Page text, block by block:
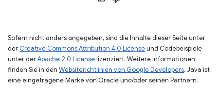
Sofern nicht anders angegeben, sind die Inhalte dieser Seite unter
der Creative Commons Attribution 4.0 Licenseund Codebeispiele
unter derApache 2.0 Licenselizenziert. Weitere Informationen
finden Sie in den Websiterichtlinien von Google Developers. Java ist
eine eingetragene Marke von Oracle und/oder seinen Partnern.